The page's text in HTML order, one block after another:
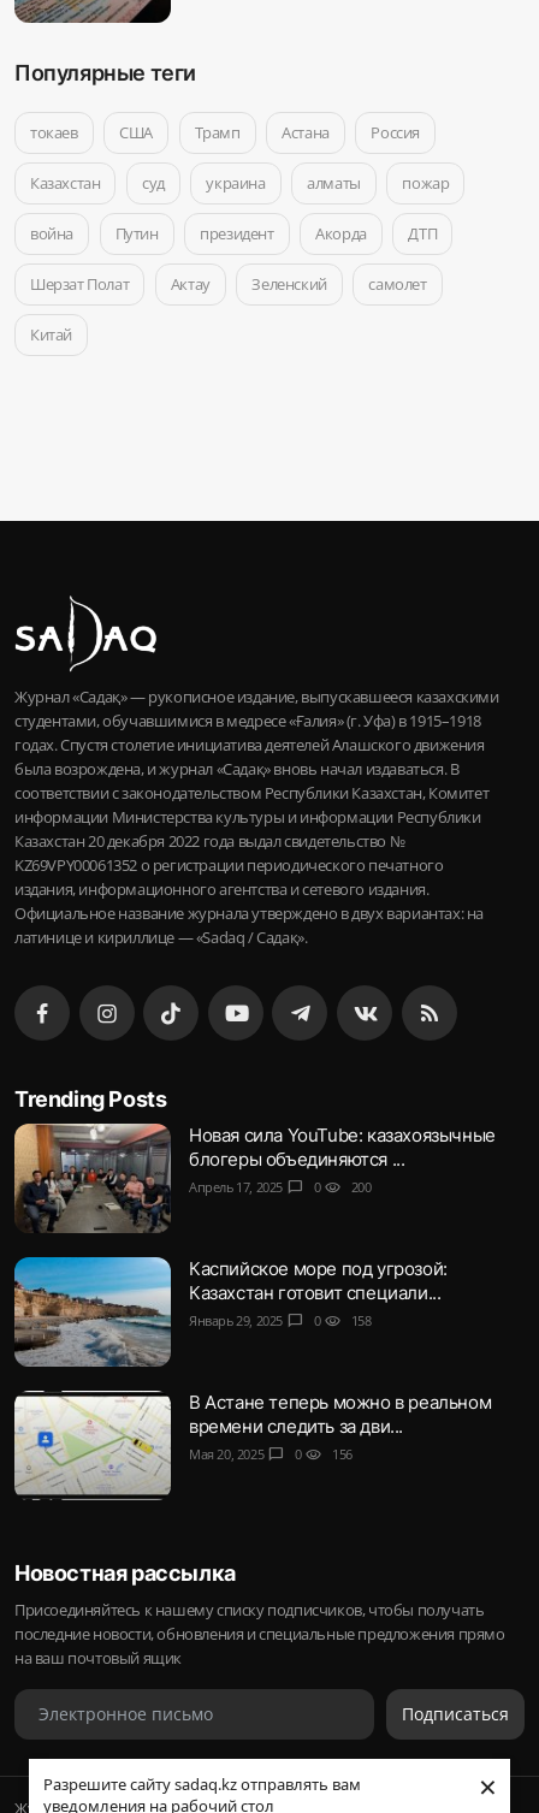
Разрешите сайту sadaq.kz отправлять вам
уведомления на рабочий стол
×
Популярные теги
токаев США Трамп Астана Россия
Казахстан суд украина алматы пожар
война Путин президент Акорда ДТП
Шерзат Полат Актау Зеленский самолет
Китай
Журнал «Садақ» — рукописное издание, выпускавшееся казахскими
студентами, обучавшимися в медресе «Ғалия» (г. Уфа) в 1915–1918
годах. Спустя столетие инициатива деятелей Алашского движения
была возрождена, и журнал «Садақ» вновь начал издаваться. В
соответствии с законодательством Республики Казахстан, Комитет
информации Министерства культуры и информации Республики
Казахстан 20 декабря 2022 года выдал свидетельство №
KZ69VPY00061352 о регистрации периодического печатного
издания, информационного агентства и сетевого издания.
Официальное название журнала утверждено в двух вариантах: на
латинице и кириллице — «Sadaq / Садақ».
Trending Posts
Новая сила YouTube: казахоязычные
блогеры объединяются ...
Апрель 17, 2025 chat_bubble 0 visibility 200
Каспийское море под угрозой:
Казахстан готовит специали...
Январь 29, 2025 chat_bubble 0 visibility 158
В Астане теперь можно в реальном
времени следить за дви...
Мая 20, 2025 chat_bubble 0 visibility 156
Новостная рассылка
Присоединяйтесь к нашему списку подписчиков, чтобы получать
последние новости, обновления и специальные предложения прямо
на ваш почтовый ящик
Подписаться
Журнал Sadaq © 2023-2024 Inc.